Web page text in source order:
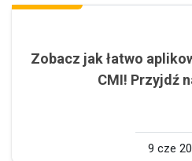
Zobacz jak łatwo
CMI! Przyjdź
9 cze